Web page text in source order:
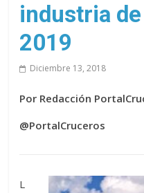
solo
sitio
industria
2019
Diciembre 13, 2018
Por Redacción
@PortalCruceros
L